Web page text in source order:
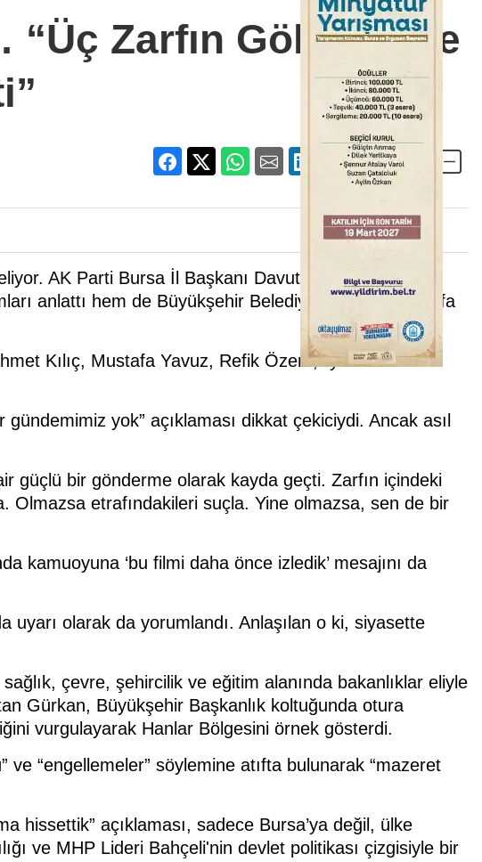
“Üç Zarfın Gölgesinde
AK Parti Bursa İl Başkanı Davut Gürkan, ikinci
anlattı hem de Büyükşehir Belediye Başkanı Mustafa
Kılıç, Mustafa Yavuz, Refik Özen ,Ayhan Salman
yok” açıklaması dikkat çekiciydi. Ancak asıl
güçlü bir gönderme olarak kayda geçti. Zarfın içindeki
Olmazsa etrafındakileri suçla. Yine olmazsa, sen de bir
kamuoyuna ‘bu filmi daha önce izledik’ mesajını da
uyarı olarak da yorumlandı. Anlaşılan o ki, siyasette
çevre, şehircilik ve eğitim alanında bakanlıklar eliyle
Gürkan, Büyükşehir Başkanlık koltuğunda otura
vurgulayarak Hanlar Bölgesini örnek gösterdi.
“engellemeler” söylemine atıfta bulunarak “mazeret
hissettik” açıklaması, sadece Bursa’ya değil, ülke
ve MHP Lideri Bahçeli'nin devlet politikası çizgisiyle bir